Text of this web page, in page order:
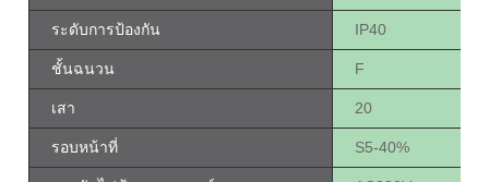
ระดับการป้องกัน IP40
ชั้นฉนวน F
เสา 20
รอบหน้าที่ S5-40%